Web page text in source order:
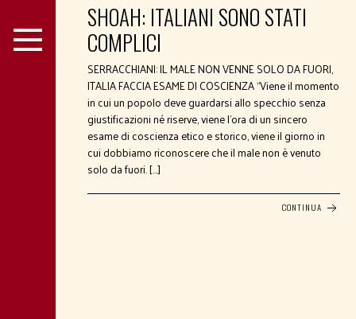
SHOAH: ITALIANI SONO STATI
COMPLICI
SERRACCHIANI: IL MALE NON VENNE SOLO DA FUORI,
ITALIA FACCIA ESAME DI COSCIENZA “Viene il momento
in cui un popolo deve guardarsi allo specchio senza
giustificazioni né riserve, viene l’ora di un sincero
esame di coscienza etico e storico, viene il giorno in
cui dobbiamo riconoscere che il male non è venuto
solo da fuori. […]
CONTINUA